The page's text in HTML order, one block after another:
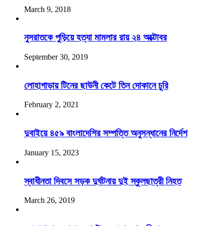
March 9, 2018
নুসরাতকে পুড়িয়ে হত্যা মামলার রায় ২৪ অক্টোবর
September 30, 2019
লোহাগাড়ায় টিনের ছাউনী কেটে তিন দোকানে চুরি
February 2, 2021
দুবাইয়ে ৪৫৯ বাংলাদেশির সম্পত্তি অনুসন্ধানের নির্দেশ
January 15, 2023
স্বাধীনতা দিবসে সড়ক দুর্ঘটনায় দুই স্কুলছাত্রী নিহত
March 26, 2019